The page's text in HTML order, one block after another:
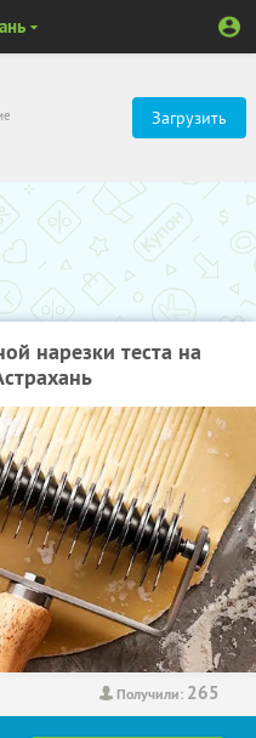
Загрузить
нарезки теста на
Получили: 265